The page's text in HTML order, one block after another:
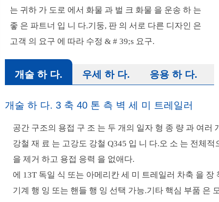
는 귀하 가 도로 에서 화물 과 벌 크 화물 을 운송 하 는
좋 은 파트너 입 니 다.기둥, 판 의 서로 다른 디자인 은
고객 의 요구 에 따라 수정 & # 39;s 요구.
개술 하 다. 우세 하 다. 응용 하 다.
개술 하 다. 3 축 40 톤 측 벽 세 미 트레일러
공간 구조의 용접 구 조 는 두 개의 일자 형 종 량 과 여러
강철 재 료 는 고강도 강철 Q345 입 니 다.오 소 는 전체
을 제거 하고 용접 응력 을 없애다.
에 13T 독일 식 또는 아메리칸 세 미 트레일러 차축 을 장
기계 행 잉 또는 핸들 행 잉 선택 가능.기타 핵심 부품 은